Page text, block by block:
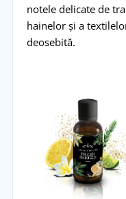
notele delicate de
hainelor și a
deosebită.